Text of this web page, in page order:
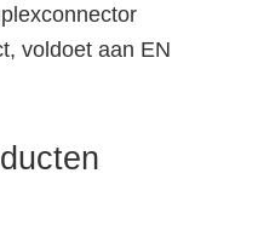
voldoet aan EN